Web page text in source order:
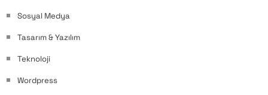
Sosyal Medya
Tasarım & Yazılım
Teknoloji
Wordpress